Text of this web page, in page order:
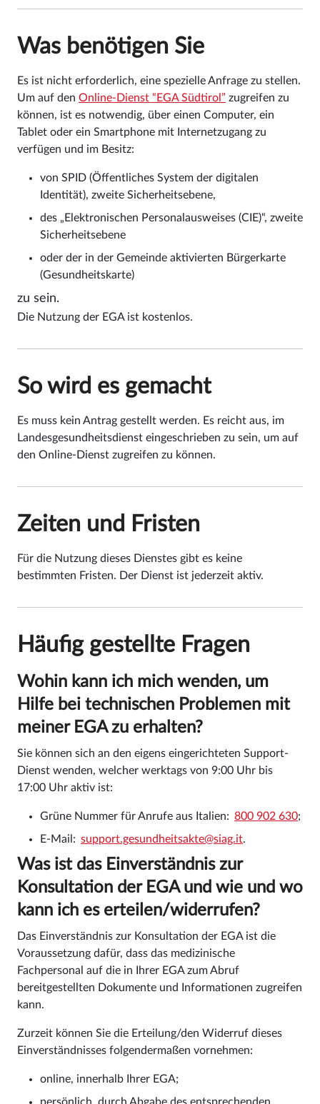
Was benötigen Sie
Es ist nicht erforderlich, eine spezielle Anfrage zu stellen.
Um auf den Online-Dienst “EGA Südtirol” zugreifen zu
können, ist es notwendig, über einen Computer, ein
Tablet oder ein Smartphone mit Internetzugang zu
verfügen und im Besitz:
von SPID (Öffentliches System der digitalen
Identität), zweite Sicherheitsebene,
des „Elektronischen Personalausweises (CIE)“, zweite
Sicherheitsebene
oder der in der Gemeinde aktivierten Bürgerkarte
(Gesundheitskarte)
zu sein.
Die Nutzung der EGA ist kostenlos.
So wird es gemacht
Es muss kein Antrag gestellt werden. Es reicht aus, im
Landesgesundheitsdienst eingeschrieben zu sein, um auf
den Online-Dienst zugreifen zu können.
Zeiten und Fristen
Für die Nutzung dieses Dienstes gibt es keine
bestimmten Fristen. Der Dienst ist jederzeit aktiv.
Häufig gestellte Fragen
Wohin kann ich mich wenden, um
Hilfe bei technischen Problemen mit
meiner EGA zu erhalten?
Sie können sich an den eigens eingerichteten Support-
Dienst wenden, welcher werktags von 9:00 Uhr bis
17:00 Uhr aktiv ist:
Grüne Nummer für Anrufe aus Italien: 800 902 630;
E-Mail: support.gesundheitsakte@siag.it.
Was ist das Einverständnis zur
Konsultation der EGA und wie und wo
kann ich es erteilen/widerrufen?
Das Einverständnis zur Konsultation der EGA ist die
Voraussetzung dafür, dass das medizinische
Fachpersonal auf die in Ihrer EGA zum Abruf
bereitgestellten Dokumente und Informationen zugreifen
kann.
Zurzeit können Sie die Erteilung/den Widerruf dieses
Einverständnisses folgendermaßen vornehmen:
online, innerhalb Ihrer EGA;
persönlich, durch Abgabe des entsprechenden